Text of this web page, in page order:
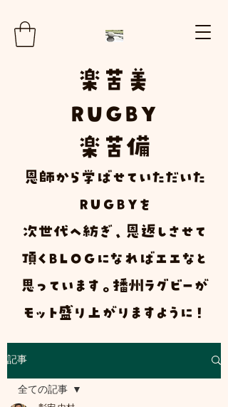
楽 苦 美
RUGBY
楽苦備
​恩師から学ばせていただいた
ＲＵＧＢＹ を
次世代へ紡ぎ、恩返しさせて
頂く ＢＬＯ Ｇ になればエエなと
思っています。播州ラグビーが
モット盛り上がりますように！
記事
全ての記事